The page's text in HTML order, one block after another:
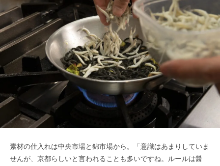
素材の仕入れは中央市場と錦市場から。「意識はあまりしていま
せんが、京都らしいと言われることも多いですね。ルールは醤